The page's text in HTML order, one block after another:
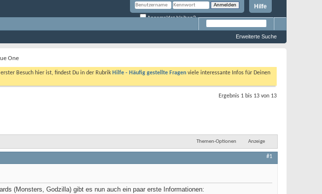
Hilfe
Angemeldet bleiben?
Erweiterte Suche
One
Besuch hier ist, findest Du in der Rubrik Hilfe - Häufig gestellte Fragen viele interessante Infos für Deinen
Ergebnis 1 bis 13 von 13
Themen-Optionen Anzeige
#1
(Monsters, Godzilla) gibt es nun auch ein paar erste Informationen: